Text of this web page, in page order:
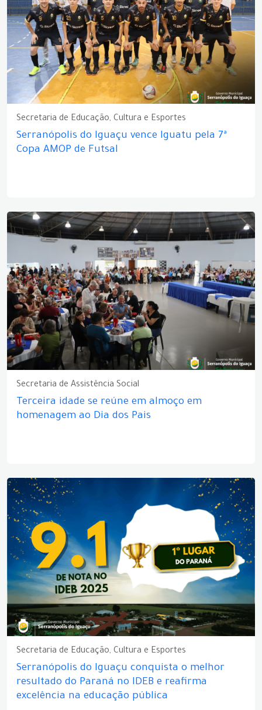
Secretaria de Educação, Cultura e Esportes
Serranópolis do Iguaçu vence Iguatu pela 7ª
Copa AMOP de Futsal
Secretaria de Assistência Social
Terceira idade se reúne em almoço em
homenagem ao Dia dos Pais
Secretaria de Educação, Cultura e Esportes
Serranópolis do Iguaçu conquista o melhor
resultado do Paraná no IDEB e reafirma
excelência na educação pública